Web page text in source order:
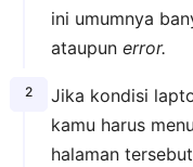
ini umumnya
ataupun error.
Jika kondisi
kamu harus
halaman